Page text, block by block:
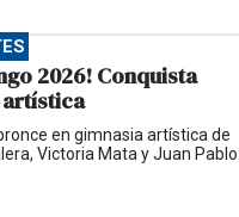
2026! Conquista
artística
en gimnasia artística de
Victoria Mata y Juan Pablo